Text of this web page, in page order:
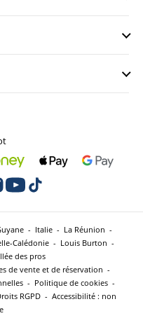
- Italie - La Réunion -
Calédonie - Louis Burton -
des pros
de vente et de réservation -
- Politique de cookies -
RGPD - Accessibilité : non